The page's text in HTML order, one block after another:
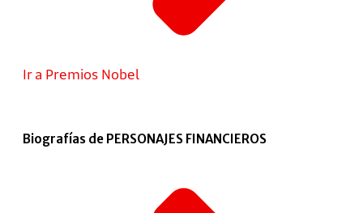
Ir a Premios Nobel
Biografías de PERSONAJES FINANCIEROS